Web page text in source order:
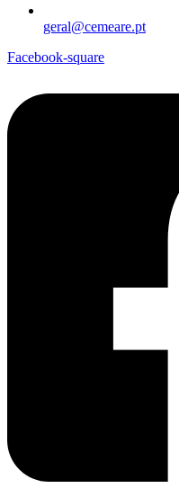
geral@cemeare.pt
Facebook-square